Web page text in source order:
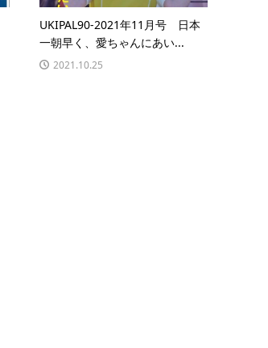
UKIPAL90-2021年11月号 日本
一朝早く、愛ちゃんにあい...
2021.10.25